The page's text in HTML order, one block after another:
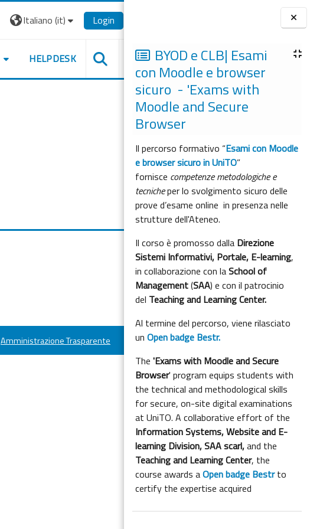
Blocchi
BYOD e CLB| Esami
con Moodle e browser
sicuro - 'Exams with
Moodle and Secure
Browser
Il percorso formativo “Esami con Moodle
e browser sicuro in UniTO”
fornisce competenze metodologiche e
tecnicheper lo svolgimento sicuro delle
prove d’esame online in presenza nelle
strutture dell'Ateneo.
Il corso è promosso dalla Direzione
Sistemi Informativi, Portale, E-learning,
in collaborazione con laSchool of
Management(SAA) e con il patrocinio
del Teaching and Learning Center.
Al termine del percorso, viene rilasciato
unOpen badge Bestr.
The'Exams with Moodle and Secure
Browser' program equips students with
the technical and methodological skills
for secure, on-site digital examinations
at UniTO. A collaborative effort of the
Information Systems, Website and E-
learning Division,SAA scarl,and the
Teaching and Learning Center, the
course awards aOpen badge Bestrto
certify the expertise acquired
Italiano ‎(it)‎ Login
HELPDESK
Amministrazione Trasparente